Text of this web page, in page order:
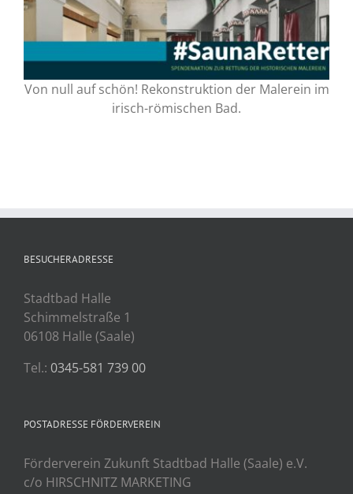
Von null auf schön! Rekonstruktion der Malerein im
irisch-römischen Bad.
BESUCHERADRESSE
Stadtbad Halle
Schimmelstraße 1
06108 Halle (Saale)
Tel.: 0345-581 739 00
POSTADRESSE FÖRDERVEREIN
Förderverein Zukunft Stadtbad Halle (Saale) e.V.
c/o HIRSCHNITZ MARKETING